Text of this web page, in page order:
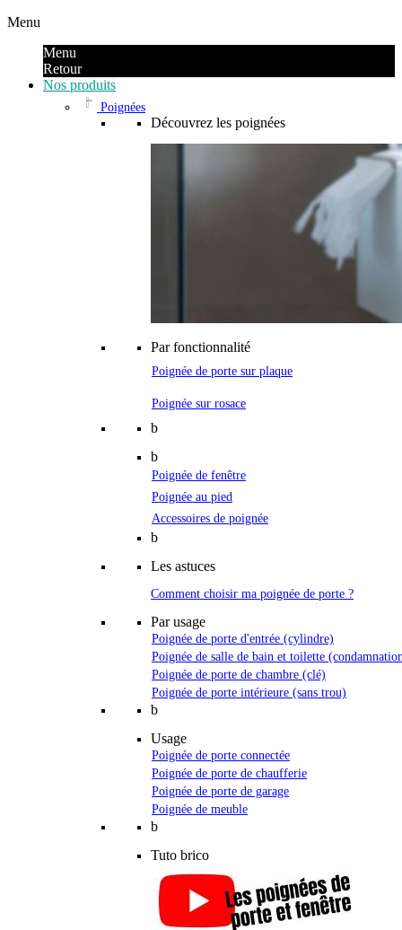
Menu
Menu
Retour
Nos produits
Poignées
Découvrez les poignées
Par fonctionnalité
Poignée de porte sur plaque
Poignée sur rosace
b
b
Poignée de fenêtre
Poignée au pied
Accessoires de poignée
b
Les astuces
Comment choisir ma poignée de porte ?
Par usage
Poignée de porte d'entrée (cylindre)
Poignée de salle de bain et toilette
Poignée de porte de chambre (clé)
Poignée de porte intérieure (sans trou)
b
Usage
Poignée de porte connectée
Poignée de porte de chaufferie
Poignée de porte de garage
Poignée de meuble
b
Tuto brico